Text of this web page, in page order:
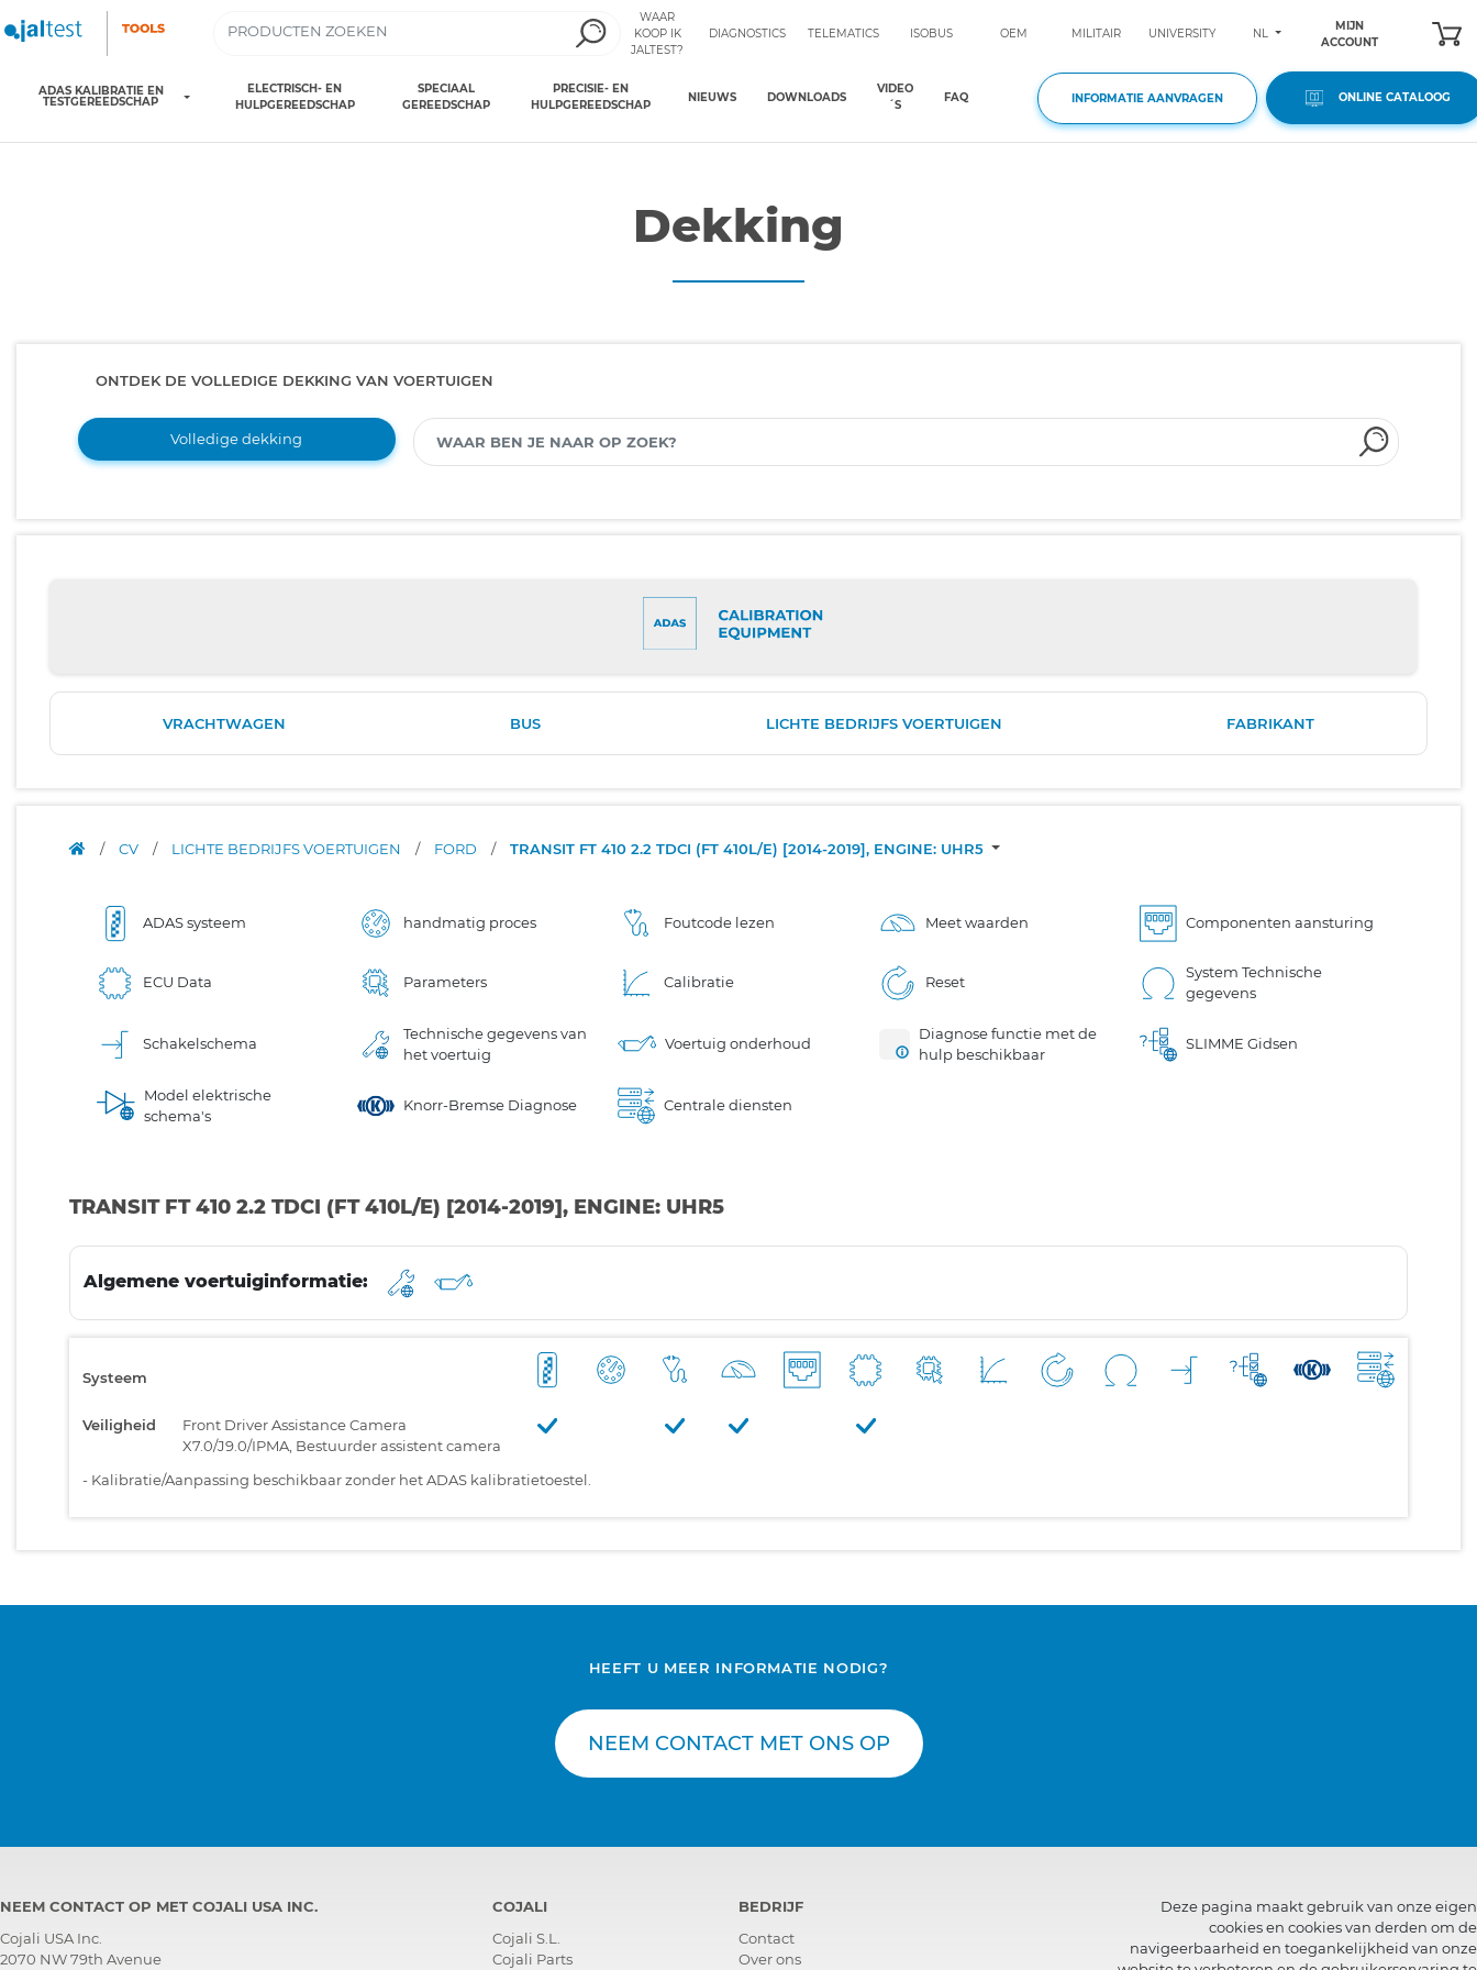
WAAR
KOOP IK
JALTEST?
DIAGNOSTICS TELEMATICS ISOBUS OEM MILITAIR UNIVERSITY NL
MIJN
ACCOUNT
ADAS KALIBRATIE EN
TESTGEREEDSCHAP
ELECTRISCH- EN
HULPGEREEDSCHAP
SPECIAAL
GEREEDSCHAP
PRECISIE- EN
HULPGEREEDSCHAP
NIEUWS DOWNLOADS
VIDEO
´S
FAQ INFORMATIE AANVRAGEN ONLINE CATALOOG
Dekking
ONTDEK DE VOLLEDIGE DEKKING VAN VOERTUIGEN
Volledige dekking
VRACHTWAGEN BUS LICHTE BEDRIJFS VOERTUIGEN FABRIKANT
/ CV / LICHTE BEDRIJFS VOERTUIGEN / FORD / TRANSIT FT 410 2.2 TDCI (FT 410L/E) [2014-2019], ENGINE: UHR5
ADAS systeem handmatig proces Foutcode lezen Meet waarden Componenten aansturing
ECU Data Parameters Calibratie Reset
System Technische
gegevens
Schakelschema
Technische gegevens van
het voertuig
Voertuig onderhoud
Diagnose functie met de
hulp beschikbaar
SLIMME Gidsen
Model elektrische
schema's
Knorr-Bremse Diagnose Centrale diensten
TRANSIT FT 410 2.2 TDCI (FT 410L/E) [2014-2019], ENGINE: UHR5
Algemene voertuiginformatie:
Systeem
Veiligheid
Front Driver Assistance Camera
X7.0/J9.0/IPMA, Bestuurder assistent camera
- Kalibratie/Aanpassing beschikbaar zonder het ADAS kalibratietoestel.
HEEFT U MEER INFORMATIE NODIG?
NEEM CONTACT MET ONS OP
NEEM CONTACT OP MET COJALI USA INC.
Cojali USA Inc.
2070 NW 79th Avenue
COJALI
Cojali S.L.
Cojali Parts
BEDRIJF
Contact
Over ons
Deze pagina maakt gebruik van onze eigen
cookies en cookies van derden om de
navigeerbaarheid en toegankelijkheid van onze